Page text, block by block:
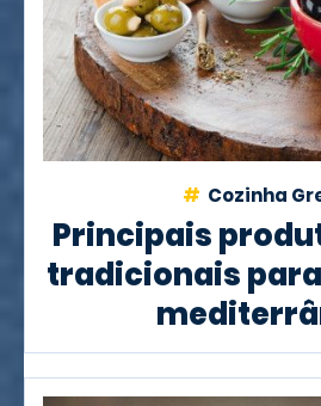
Cozinha
Principais
tradicionais